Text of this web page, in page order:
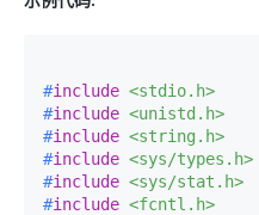
#include <stdio.h>
#include <unistd.h>
#include <string.h>
#include <sys/types.h>
#include <sys/stat.h>
#include <fcntl.h>